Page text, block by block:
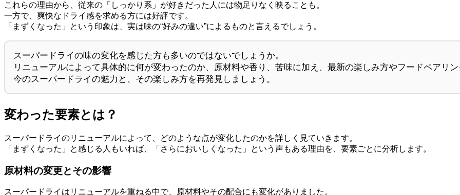
これらの理由から、従来の「しっかり系」が好きだった人には物足りなく映ることも。
一方で、爽快なドライ感を求める方には好評です。
「まずくなった」という印象は、実は味の“好みの違い”によるものと言えるでしょう。
スーパードライの味の変化を感じた方も多いのではないでしょうか。
リニューアルによって具体的に何が変わったのか、原材料や香り、苦味に加え、最新の楽しみ方やフードペアリ
今のスーパードライの魅力と、その楽しみ方を再発見しましょう。
変わった要素とは？
スーパードライのリニューアルによって、どのような点が変化したのかを詳しく見ていきます。
「まずくなった」と感じる人もいれば、「さらにおいしくなった」という声もある理由を、要素ごとに分析します。
原材料の変更とその影響
スーパードライはリニューアルを重ねる中で、原材料やその配合にも変化がありました。